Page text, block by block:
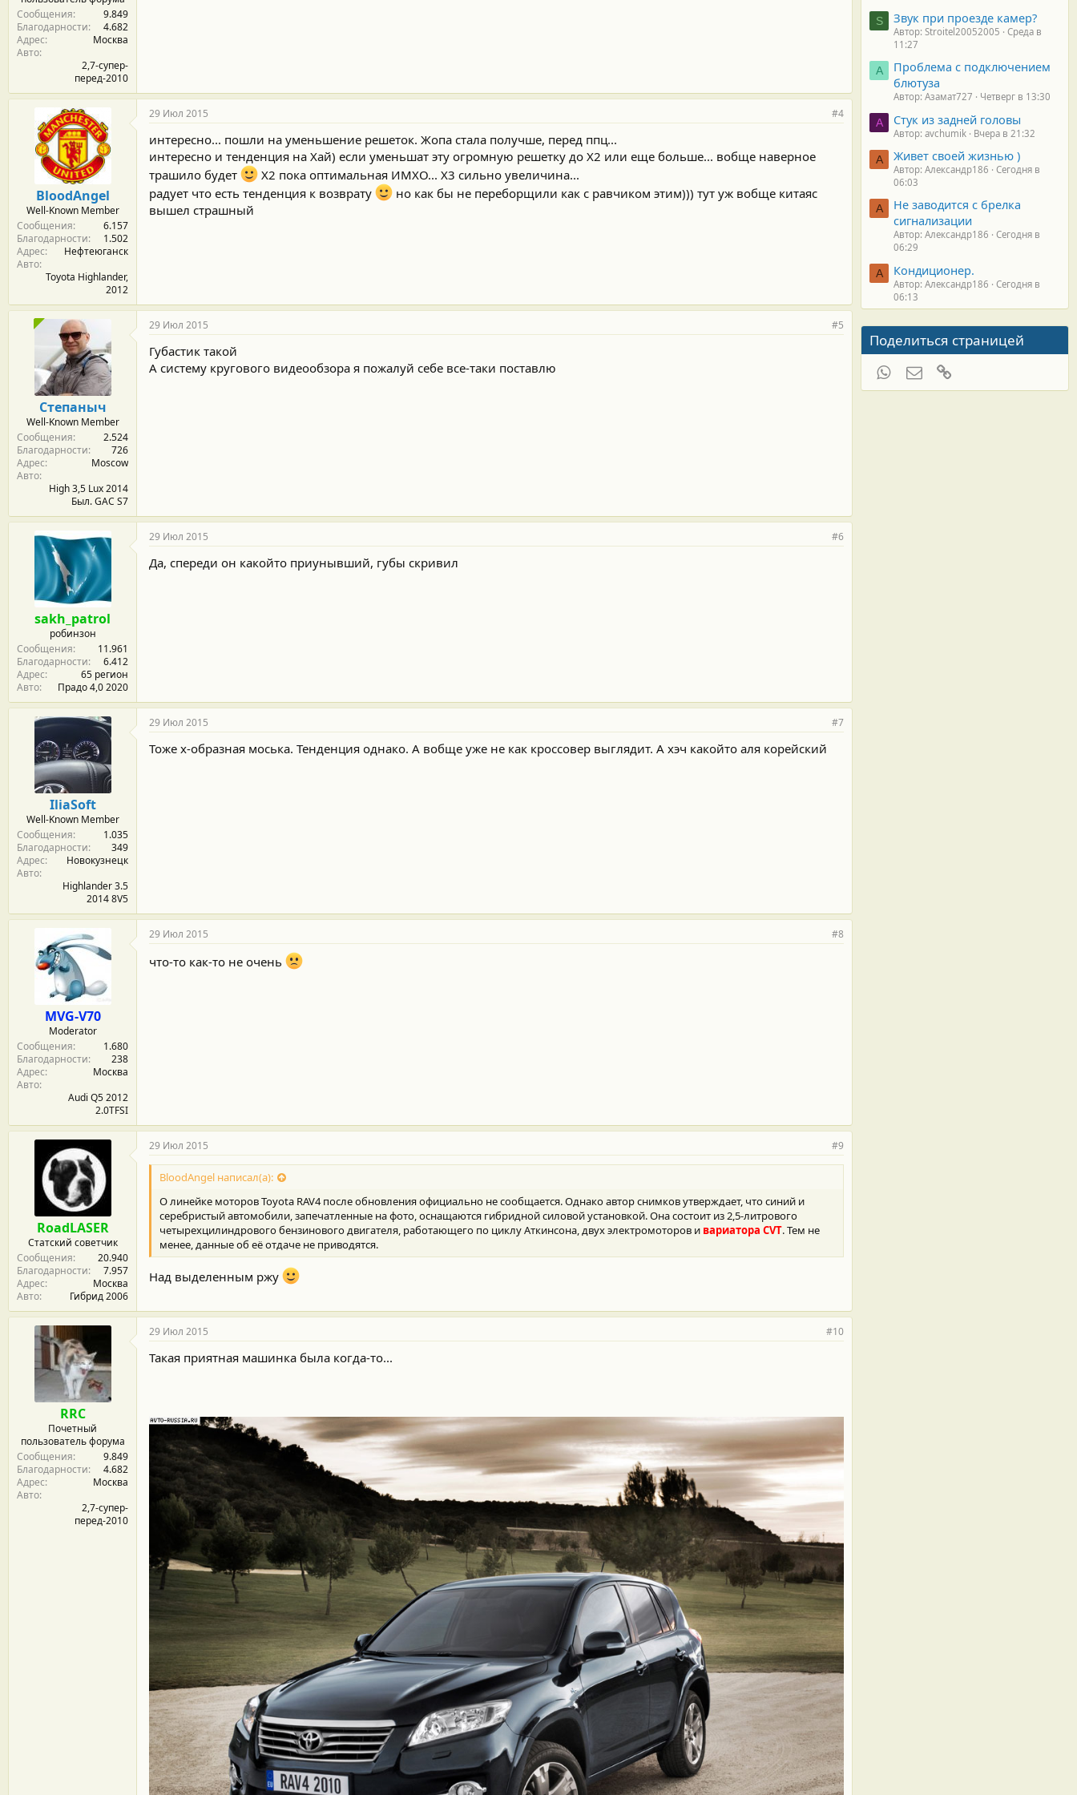
Сообщения
9.849
Благодарности
4.682
Адрес
Москва
Авто
2,7-супер-
перед-2010
BloodAngel
Well-Known Member
Сообщения
6.157
Благодарности
1.502
Адрес
Нефтеюганск
Авто
Toyota Highlander,
2012
29 Июл 2015 #4
интересно... пошли на уменьшение решеток. Жопа стала получше, перед ппц...
интересно и тенденция на Хай) если уменьшат эту огромную решетку до Х2 или еще больше... вобще наверное
трашило будет
Х2 пока оптимальная ИМХО... Х3 сильно увеличина...
радует что есть тенденция к возврату
но как бы не переборщили как с равчиком этим))) тут уж вобще китаяс
вышел страшный
Степаныч
Well-Known Member
Сообщения
2.524
Благодарности
726
Адрес
Moscow
Авто
High 3,5 Lux 2014
Был. GAC S7
29 Июл 2015 #5
Губастик такой
А систему кругового видеообзора я пожалуй себе все-таки поставлю
sakh_patrol
робинзон
Сообщения
11.961
Благодарности
6.412
Адрес
65 регион
Авто
Прадо 4,0 2020
29 Июл 2015 #6
Да, спереди он какойто приунывший, губы скривил
IliaSoft
Well-Known Member
Сообщения
1.035
Благодарности
349
Адрес
Новокузнецк
Авто
Highlander 3.5
2014 8V5
29 Июл 2015 #7
Тоже х-образная моська. Тенденция однако. А вобще уже не как кроссовер выглядит. А хэч какойто аля корейский
MVG-V70
Moderator
Сообщения
1.680
Благодарности
238
Адрес
Москва
Авто
Audi Q5 2012
2.0TFSI
29 Июл 2015 #8
что-то как-то не очень
RoadLASER
Статский советчик
Сообщения
20.940
Благодарности
7.957
Адрес
Москва
Авто
Гибрид 2006
29 Июл 2015 #9
BloodAngel написал(а):
О линейке моторов Toyota RAV4 после обновления официально не сообщается. Однако автор снимков утверждает, что синий и
серебристый автомобили, запечатленные на фото, оснащаются гибридной силовой установкой. Она состоит из 2,5-литрового
четырехцилиндрового бензинового двигателя, работающего по циклу Аткинсона, двух электромоторов и вариатора CVT. Тем не
менее, данные об её отдаче не приводятся.
Над выделенным ржу
RRC
Почетный
пользователь форума
Сообщения
9.849
Благодарности
4.682
Адрес
Москва
Авто
2,7-супер-
перед-2010
29 Июл 2015 #10
Такая приятная машинка была когда-то...
S Звук при проезде камер?
Автор: Stroitel20052005
Среда в
11:27
А
Проблема с подключением
блютуза
Автор: Азамат727 Четверг в 13:30
A Стук из задней головы
Автор: avchumik Вчера в 21:32
А Живет своей жизнью )
Автор: Александр186
Сегодня в
06:03
А
Не заводится с брелка
сигнализации
Автор: Александр186
Сегодня в
06:29
А Кондиционер.
Автор: Александр186
Сегодня в
06:13
Поделиться страницей
WhatsAppЭлектронная почта